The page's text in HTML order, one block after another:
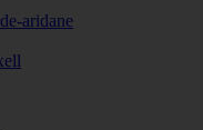
aridane